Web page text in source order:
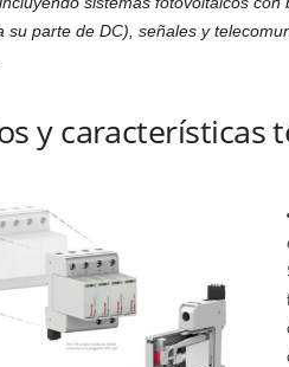
su parte de DC), señales y
y características